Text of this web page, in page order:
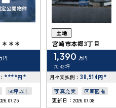
＊＊
円
****円*
50坪以上
土地
宮崎市本郷3丁目
1,390 万円
70.43坪
月々支払例： 38,914円*
写真充実
区画図有
駐車場2台可
更新日：2026.07.08